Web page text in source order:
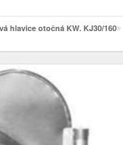
hlavice otočná KW. KJ30/160